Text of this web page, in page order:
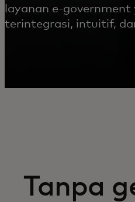
layanan e-government
terintegrasi, intuitif,
Tanpa